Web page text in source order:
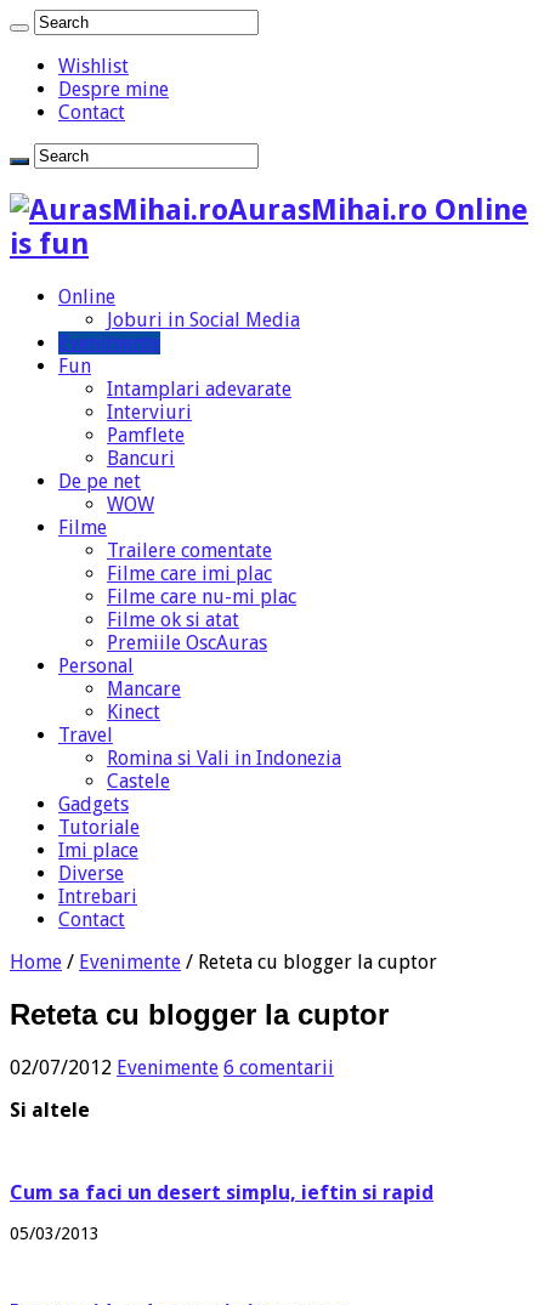
Wishlist
Despre mine
Contact
AurasMihai.ro Online
is fun
Online
Joburi in Social Media
Evenimente
Fun
Intamplari adevarate
Interviuri
Pamflete
Bancuri
De pe net
WOW
Filme
Trailere comentate
Filme care imi plac
Filme care nu-mi plac
Filme ok si atat
Premiile OscAuras
Personal
Mancare
Kinect
Travel
Romina si Vali in Indonezia
Castele
Gadgets
Tutoriale
Imi place
Diverse
Intrebari
Contact
Home / Evenimente / Reteta cu blogger la cuptor
Reteta cu blogger la cuptor
02/07/2012 Evenimente 6 comentarii
Si altele
Cum sa faci un desert simplu, ieftin si rapid
05/03/2013